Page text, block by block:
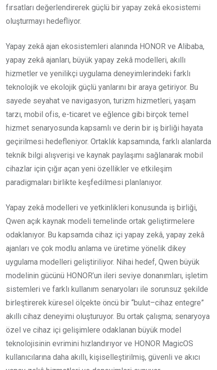
fırsatları değerlendirerek güçlü bir yapay zekâ ekosistemi
oluşturmayı hedefliyor.
Yapay zekâ ajan ekosistemleri alanında HONOR ve Alibaba,
yapay zekâ ajanları, büyük yapay zekâ modelleri, akıllı
hizmetler ve yenilikçi uygulama deneyimlerindeki farklı
teknolojik ve ekolojik güçlü yanlarını bir araya getiriyor. Bu
sayede seyahat ve navigasyon, turizm hizmetleri, yaşam
tarzı, mobil ofis, e-ticaret ve eğlence gibi birçok temel
hizmet senaryosunda kapsamlı ve derin bir iş birliği hayata
geçirilmesi hedefleniyor. Ortaklık kapsamında, farklı alanlarda
teknik bilgi alışverişi ve kaynak paylaşımı sağlanarak mobil
cihazlar için çığır açan yeni özellikler ve etkileşim
paradigmaları birlikte keşfedilmesi planlanıyor.
Yapay zekâ modelleri ve yetkinlikleri konusunda iş birliği,
Qwen açık kaynak modeli temelinde ortak geliştirmelere
odaklanıyor. Bu kapsamda cihaz içi yapay zekâ, yapay zekâ
ajanları ve çok modlu anlama ve üretime yönelik dikey
uygulama modelleri geliştiriliyor. Nihai hedef, Qwen büyük
modelinin gücünü HONOR’un ileri seviye donanımları, işletim
sistemleri ve farklı kullanım senaryoları ile sorunsuz şekilde
birleştirerek küresel ölçekte öncü bir “bulut–cihaz entegre”
akıllı cihaz deneyimi oluşturuyor. Bu ortak çalışma; senaryoya
özel ve cihaz içi gelişimlere odaklanan büyük model
teknolojisinin evrimini hızlandırıyor ve HONOR MagicOS
kullanıcılarına daha akıllı, kişiselleştirilmiş, güvenli ve akıcı